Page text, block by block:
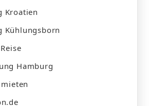
Kroatien
Kühlungsborn
Hamburg